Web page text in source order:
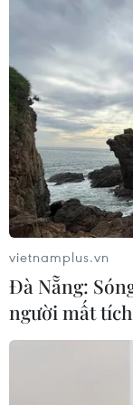
mưa khốc liệt ở
05/08/2026 09:39
Trung Quốc
vệ tinh siêu
Nhãn
05/08/2026 07:16
CƠ QUAN CHỦ QUẢN:
vietnamplus.vn
Đà Nẵng:
người mất tích